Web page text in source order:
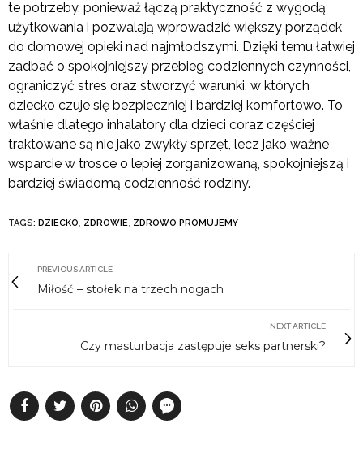
te potrzeby, ponieważ łączą praktyczność z wygodą
użytkowania i pozwalają wprowadzić większy porządek
do domowej opieki nad najmłodszymi. Dzięki temu łatwiej
zadbać o spokojniejszy przebieg codziennych czynności,
ograniczyć stres oraz stworzyć warunki, w których
dziecko czuje się bezpieczniej i bardziej komfortowo. To
właśnie dlatego inhalatory dla dzieci coraz częściej
traktowane są nie jako zwykły sprzęt, lecz jako ważne
wsparcie w trosce o lepiej zorganizowaną, spokojniejszą i
bardziej świadomą codzienność rodziny.
TAGS: DZIECKO, ZDROWIE, ZDROWO PROMUJEMY
PREVIOUS ARTICLE
Miłość – stołek na trzech nogach
NEXT ARTICLE
Czy masturbacja zastępuje seks partnerski?